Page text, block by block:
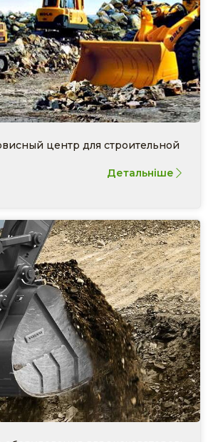
центр для строительной
Детальніше